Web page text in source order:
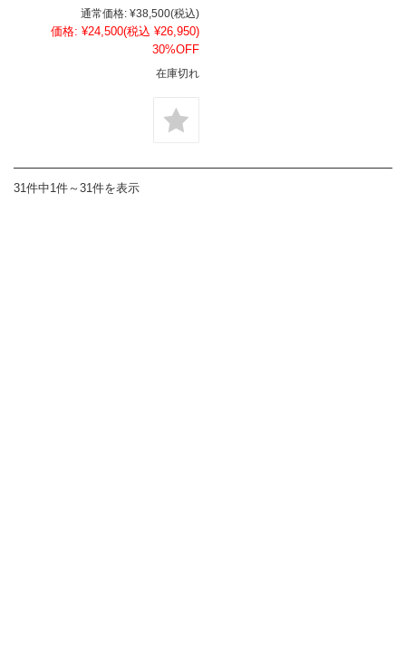
通常価格: ¥38,500(税込)
価格: ¥24,500(税込 ¥26,950)
30%OFF
在庫切れ
31件中1件～31件を表示